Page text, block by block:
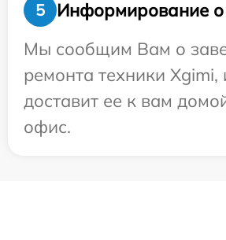
5
Информирование о
Мы сообщим Вам о
ремонта техники Xgimi,
доставит ее к вам
офис.